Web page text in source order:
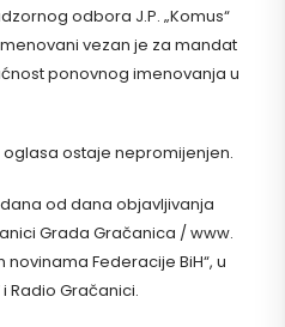
odbora J.P. „Komus“
vezan je za mandat
ponovnog imenovanja u
ostaje nepromijenjen.
od dana objavljivanja
Grada Gračanica / www.
Federacije BiH“, u
Radio Gračanici.